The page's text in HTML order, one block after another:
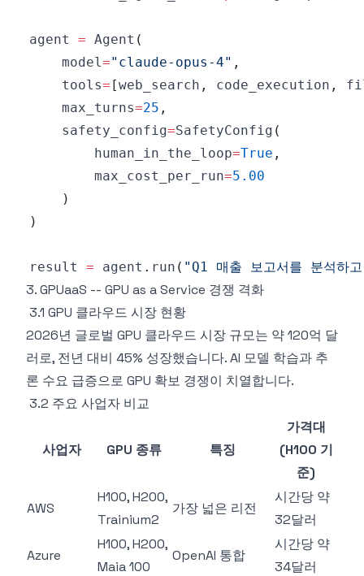
agent = Agent (
    model
="claude-opus-4" ,
    tools
= [web_search , code_execution ,
    max_turns
=25 ,
    safety_config
=SafetyConfig (
        human_in_the_loop
=True ,
        max_cost_per_run
=5.00
)
)
result = agent . run ( "Q1 매출 보고서를 분석하
3. GPUaaS -- GPU as a Service 경쟁 격화
3.1 GPU 클라우드 시장 현황
2026년 글로벌 GPU 클라우드 시장 규모는 약 120억 달
러로, 전년 대비 45% 성장했습니다. AI 모델 학습과 추
론 수요 급증으로 GPU 확보 경쟁이 치열합니다.
3.2 주요 사업자 비교
사업자 GPU 종류 특징
가격대
(H100 기
준)
AWS
H100, H200,
Trainium2
가장 넓은 리전
시간당 약
32달러
Azure
H100, H200,
Maia 100
OpenAI 통합
시간당 약
34달러